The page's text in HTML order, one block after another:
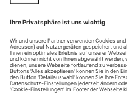
Bitte nicht schon wieder
Welt nicht verbessern»,
ersten Reihe. Es ist
de la crème der römischen
Landsitz eingefunden
Exklusivvorstellung seines